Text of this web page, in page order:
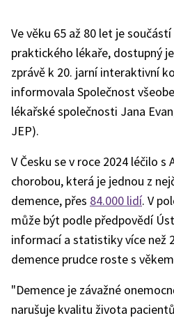
Ve věku 65 až 80 let je
praktického lékaře, dostupný
zprávě k 20. jarní interaktivní
informovala Společnost
lékařské společnosti Jana
JEP).
V Česku se v roce 2024 léčilo s
chorobou, která je jednou z
demence, přes 84.000 lidí. V
může být podle předpovědí
informací a statistiky více než
demence prudce roste s
"Demence je závažné
narušuje kvalitu života